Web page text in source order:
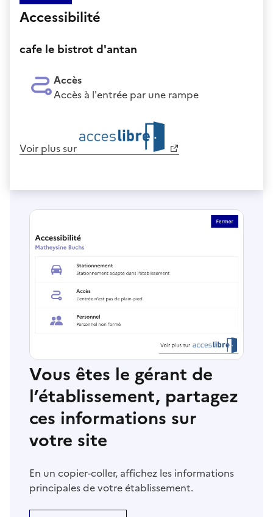
Accessibilité
cafe le bistrot d'antan
Accès
Accès à l'entrée par une rampe
Voir plus sur
Vous êtes le gérant de
l’établissement, partagez
ces informations sur
votre site
En un copier-coller, affichez les informations
principales de votre établissement.